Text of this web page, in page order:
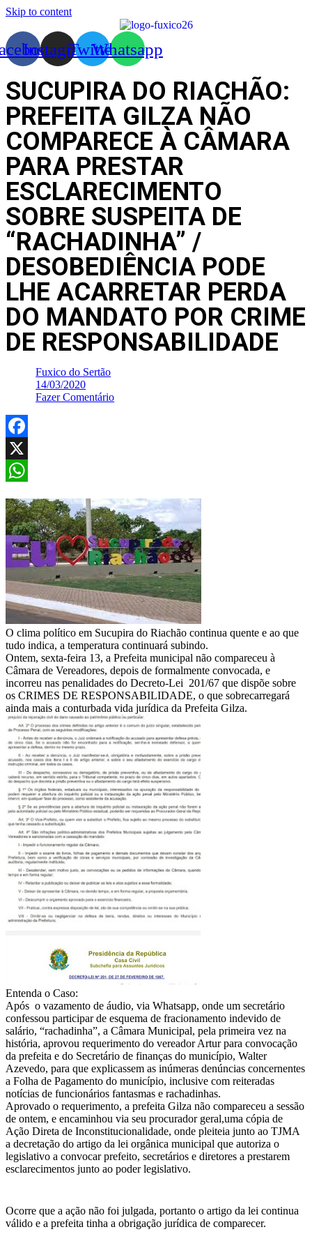
Skip to content
InstagramTwitterWhatsapp
SUCUPIRA DO RIACHÃO:
PREFEITA GILZA NÃO
COMPARECE À CÂMARA
PARA PRESTAR
ESCLARECIMENTO
SOBRE SUSPEITA DE
“RACHADINHA” /
DESOBEDIÊNCIA PODE
LHE ACARRETAR PERDA
DO MANDATO POR CRIME
DE RESPONSABILIDADE
Fuxico do Sertão
14/03/2020
Fazer Comentário
Facebook
X
O clima político em Sucupira do Riachão continua quente e ao que
tudo indica, a temperatura continuará subindo.
Ontem, sexta-feira 13, a Prefeita municipal não compareceu à
Câmara de Vereadores, depois de formalmente convocada, e
incorreu nas penalidades do Decreto-Lei 201/67 que dispõe sobre
os CRIMES DE RESPONSABILIDADE, o que sobrecarregará
ainda mais a conturbada vida jurídica da Prefeita Gilza.
Entenda o Caso:
Após o vazamento de áudio, via Whatsapp, onde um secretário
confessou participar de esquema de fracionamento indevido de
salário, “rachadinha”, a Câmara Municipal, pela primeira vez na
história, aprovou requerimento do vereador Artur para convocação
da prefeita e do Secretário de finanças do município, Walter
Azevedo, para que explicassem as inúmeras denúncias concernentes
a Folha de Pagamento do município, inclusive com reiteradas
notícias de funcionários fantasmas e rachadinhas.
Aprovado o requerimento, a prefeita Gilza não compareceu a sessão
de ontem, e encaminhou via seu procurador geral,uma cópia de
Ação Direta de Inconstitucionalidade, onde pleiteia junto ao TJMA
a decretação do artigo da lei orgânica municipal que autoriza o
legislativo a convocar prefeito, secretários e diretores a prestarem
esclarecimentos junto ao poder legislativo.
Ocorre que a ação não foi julgada, portanto o artigo da lei continua
válido e a prefeita tinha a obrigação jurídica de comparecer.